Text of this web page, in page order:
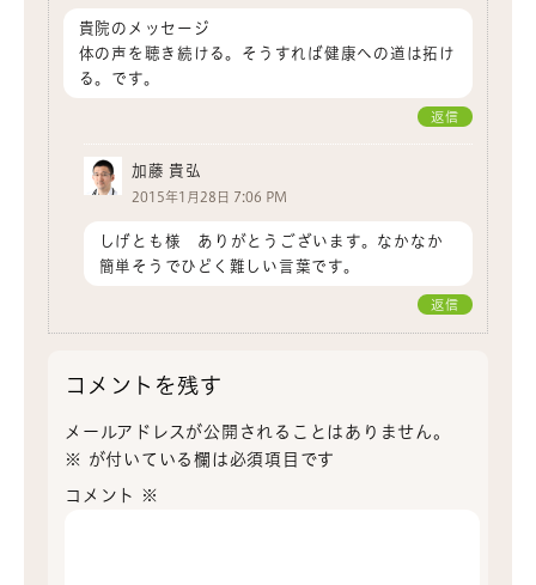
貴院のメッセージ
体の声を聴き続ける。そうすれば健康への道は拓け
る。です。
返信
加藤 貴弘
2015年1月28日 7:06 PM
しげとも様 ありがとうございます。なかなか
簡単そうでひどく難しい言葉です。
返信
コメントを残す
メールアドレスが公開されることはありません。
※
が付いている欄は必須項目です
コメント ※